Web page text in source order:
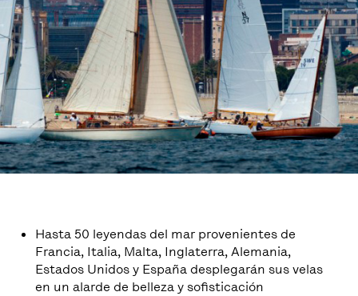
Hasta 50 leyendas del mar provenientes de
Francia, Italia, Malta, Inglaterra, Alemania,
Estados Unidos y España desplegarán sus velas
en un alarde de belleza y sofisticación